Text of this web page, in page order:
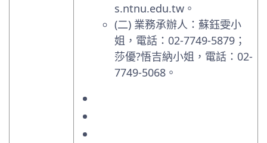
s.ntnu.edu.tw 。
(二) 業務承辦人：蘇鈺雯小
姐，電話：02-7749-5879；
莎優?悟吉納小姐，電話：02-
7749-5068。